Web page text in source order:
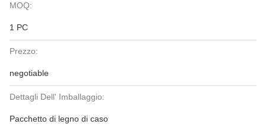
MOQ:
1 PC
Prezzo:
negotiable
Dettagli Dell' Imballaggio:
Pacchetto di legno di caso